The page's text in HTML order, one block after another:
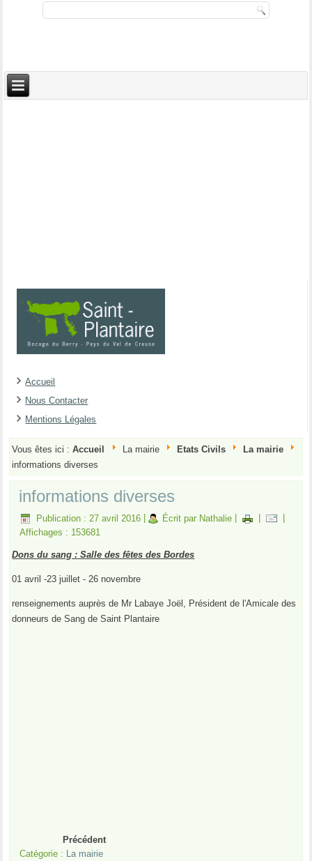
Accueil
Nous Contacter
Mentions Légales
Vous êtes ici :Accueil La mairie Etats Civils
La mairie
informations diverses
informations diverses
Publication : 27 avril 2016 Écrit par Nathalie
Affichages : 153681
Dons du sang : Salle des fêtes des Bordes
01 avril -23 juillet - 26 novembre
renseignements auprès de Mr Labaye Joël, Président de l'Amicale des
donneurs de Sang de Saint Plantaire
Précédent
Catégorie : La mairie